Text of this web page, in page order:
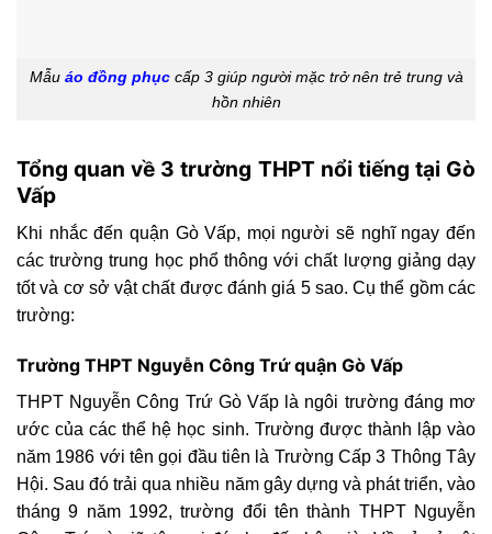
Mẫu áo đồng phụccấp 3 giúp người mặc trở nên trẻ trung và
hồn nhiên
Tổng quan về 3 trường THPT nổi tiếng tại Gò
Vấp
Khi nhắc đến quận Gò Vấp, mọi người sẽ nghĩ ngay đến
các trường trung học phổ thông với chất lượng giảng dạy
tốt và cơ sở vật chất được đánh giá 5 sao. Cụ thể gồm các
trường:
Trường THPT Nguyễn Công Trứ quận Gò Vấp
THPT Nguyễn Công Trứ Gò Vấp là ngôi trường đáng mơ
ước của các thể hệ học sinh. Trường được thành lập vào
năm 1986 với tên gọi đầu tiên là Trường Cấp 3 Thông Tây
Hội. Sau đó trải qua nhiều năm gây dựng và phát triển, vào
tháng 9 năm 1992, trường đổi tên thành THPT Nguyễn